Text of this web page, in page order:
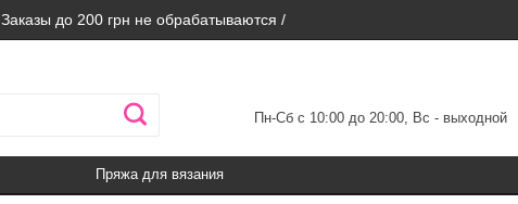
Заказы до 200 грн не обрабатываются /
Пн-Сб с 10:00 до 20:00, Вс - выходной
Пряжа для вязания